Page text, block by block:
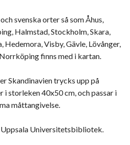
svenska orter så som Åhus,
Halmstad, Stockholm, Skara,
Hedemora, Visby, Gävle, Lövånger,
finns med i kartan.
Skandinavien trycks upp på
storleken 40x50 cm, och passar i
måttangivelse.
Universitetsbibliotek.